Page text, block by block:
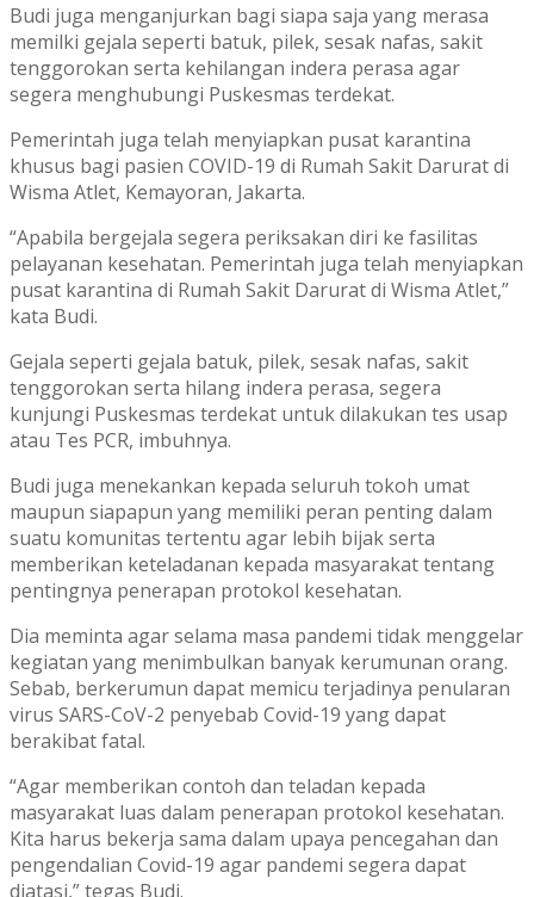
Budi juga menganjurkan bagi siapa saja yang merasa
memilki gejala seperti batuk, pilek, sesak nafas, sakit
tenggorokan serta kehilangan indera perasa agar
segera menghubungi Puskesmas terdekat.
Pemerintah juga telah menyiapkan pusat karantina
khusus bagi pasien COVID-19 di Rumah Sakit Darurat di
Wisma Atlet, Kemayoran, Jakarta.
“Apabila bergejala segera periksakan diri ke fasilitas
pelayanan kesehatan. Pemerintah juga telah menyiapkan
pusat karantina di Rumah Sakit Darurat di Wisma Atlet,”
kata Budi.
Gejala seperti gejala batuk, pilek, sesak nafas, sakit
tenggorokan serta hilang indera perasa, segera
kunjungi Puskesmas terdekat untuk dilakukan tes usap
atau Tes PCR, imbuhnya.
Budi juga menekankan kepada seluruh tokoh umat
maupun siapapun yang memiliki peran penting dalam
suatu komunitas tertentu agar lebih bijak serta
memberikan keteladanan kepada masyarakat tentang
pentingnya penerapan protokol kesehatan.
Dia meminta agar selama masa pandemi tidak menggelar
kegiatan yang menimbulkan banyak kerumunan orang.
Sebab, berkerumun dapat memicu terjadinya penularan
virus SARS-CoV-2 penyebab Covid-19 yang dapat
berakibat fatal.
“Agar memberikan contoh dan teladan kepada
masyarakat luas dalam penerapan protokol kesehatan.
Kita harus bekerja sama dalam upaya pencegahan dan
pengendalian Covid-19 agar pandemi segera dapat
diatasi,” tegas Budi.